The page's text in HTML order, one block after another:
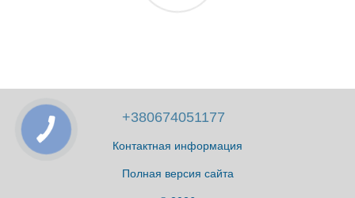
+380674051177
Контактная информация
Полная версия сайта